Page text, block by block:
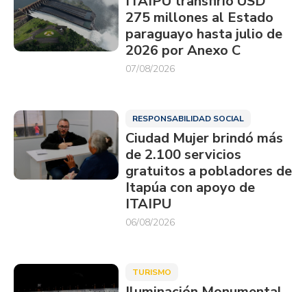
275 millones al Estado
paraguayo hasta julio de
2026 por Anexo C
07/08/2026
RESPONSABILIDAD SOCIAL
Ciudad Mujer brindó más
de 2.100 servicios
gratuitos a pobladores de
Itapúa con apoyo de
ITAIPU
06/08/2026
TURISMO